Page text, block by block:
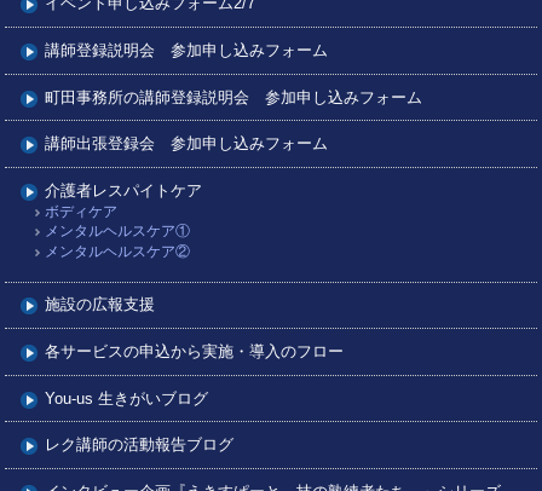
講師登録説明会 参加申し込みフォーム
町田事務所の講師登録説明会 参加申し込みフォーム
講師出張登録会 参加申し込みフォーム
介護者レスパイトケア
ボディケア
メンタルヘルスケア①
メンタルヘルスケア②
施設の広報支援
各サービスの申込から実施・導入のフロー
You-us 生きがいブログ
レク講師の活動報告ブログ